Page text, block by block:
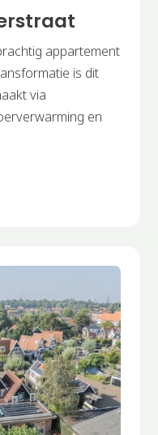
appartement
is dit
via
en